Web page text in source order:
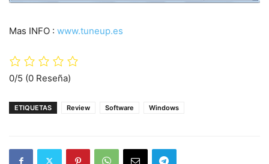
Mas INFO : www.tuneup.es
0/5 (0 Reseña)
ETIQUETAS Review Software Windows